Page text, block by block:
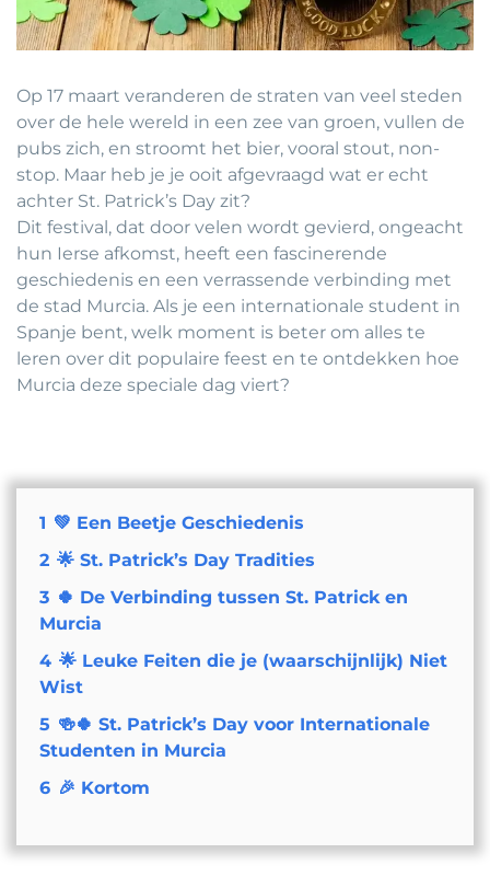
Op 17 maart veranderen de straten van veel steden
over de hele wereld in een zee van groen, vullen de
pubs zich, en stroomt het bier, vooral stout, non-
stop. Maar heb je je ooit afgevraagd wat er echt
achter St. Patrick’s Day zit?
Dit festival, dat door velen wordt gevierd, ongeacht
hun Ierse afkomst, heeft een fascinerende
geschiedenis en een verrassende verbinding met
de stad Murcia. Als je een internationale student in
Spanje bent, welk moment is beter om alles te
leren over dit populaire feest en te ontdekken hoe
Murcia deze speciale dag viert?
1 💚 Een Beetje Geschiedenis
2 🌟 St. Patrick’s Day Tradities
3 🍀 De Verbinding tussen St. Patrick en
Murcia
4 🌟 Leuke Feiten die je (waarschijnlijk) Niet
Wist
5 🍻🍀 St. Patrick’s Day voor Internationale
Studenten in Murcia
6 🎉 Kortom